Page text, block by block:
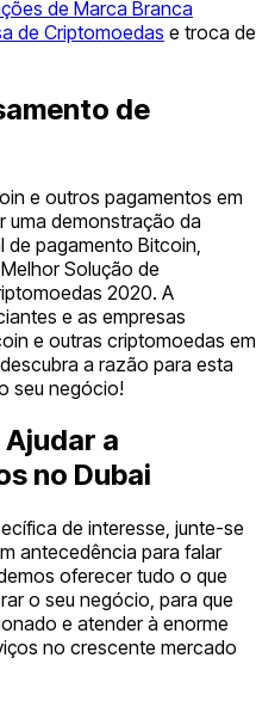
de Marca Branca
de Criptomoedas e troca de
de
e outros pagamentos em
uma demonstração da
pagamento Bitcoin,
Solução de
2020. A
e as empresas
e outras criptomoedas em
a razão para esta
seu negócio!
a
no Dubai
de interesse, junte-se
antecedência para falar
oferecer tudo o que
o seu negócio, para que
e atender à enorme
no crescente mercado